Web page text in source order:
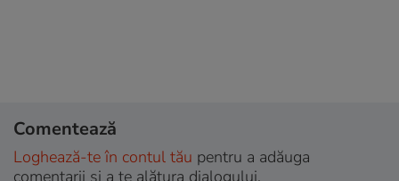
Comentează
Loghează-te în contul tău pentru a adăuga
comentarii și a te alătura dialogului.